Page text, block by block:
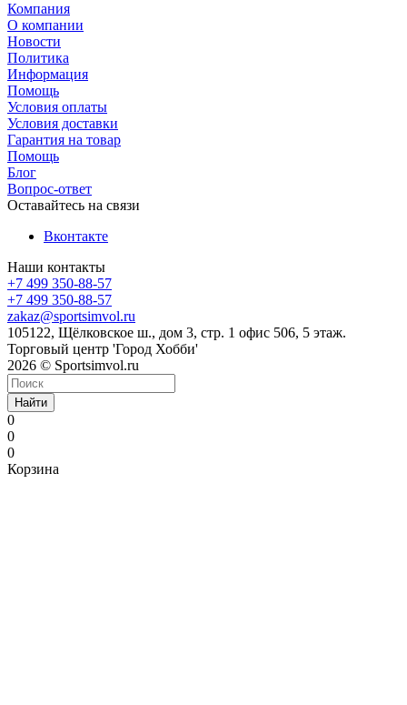
Компания
О компании
Новости
Политика
Информация
Помощь
Условия оплаты
Условия доставки
Гарантия на товар
Помощь
Блог
Вопрос-ответ
Оставайтесь на связи
Вконтакте
Наши контакты
+7 499 350-88-57
+7 499 350-88-57
zakaz@sportsimvol.ru
105122, Щёлковское ш., дом 3, стр. 1 офис 506, 5 этаж.
Торговый центр 'Город Хобби'
2026 © Sportsimvol.ru
Найти
0
0
0
Корзина